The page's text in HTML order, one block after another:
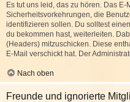
Es tut uns leid, das zu hören. Das
Sicherheitsvorkehrungen, die
identifizieren sollen. Du solltest
du bekommen hast, weiterleiten.
(Headers) mitzuschicken. Diese
E-Mail verschickt hat. Der
Nach oben
Freunde und ignorierte